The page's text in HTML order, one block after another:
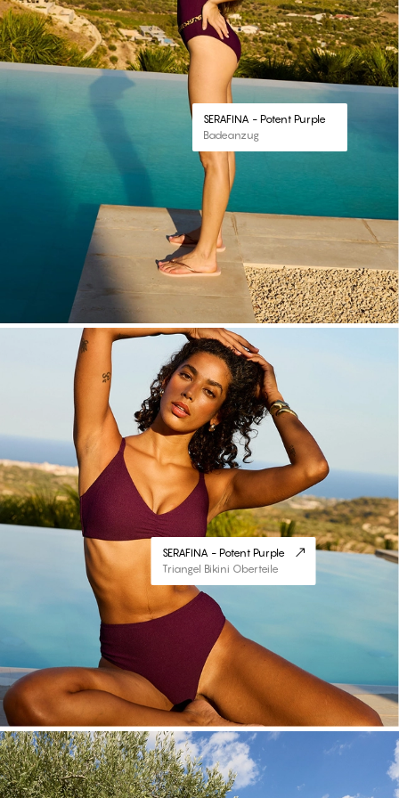
SERAFINA - Potent Purple
Badeanzug
SERAFINA - Potent Purple
Triangel Bikini Oberteile
#30